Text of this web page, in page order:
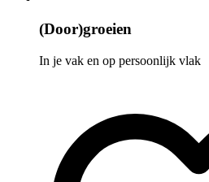
(Door)groeien
In je vak en op persoonlijk vlak